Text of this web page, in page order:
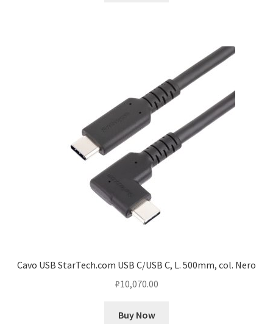
Cavo USB StarTech.com USB C/USB C, L. 500mm, col. Nero
₽10,070.00
Buy Now